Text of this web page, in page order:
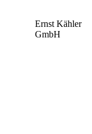
Ernst Kähler
GmbH